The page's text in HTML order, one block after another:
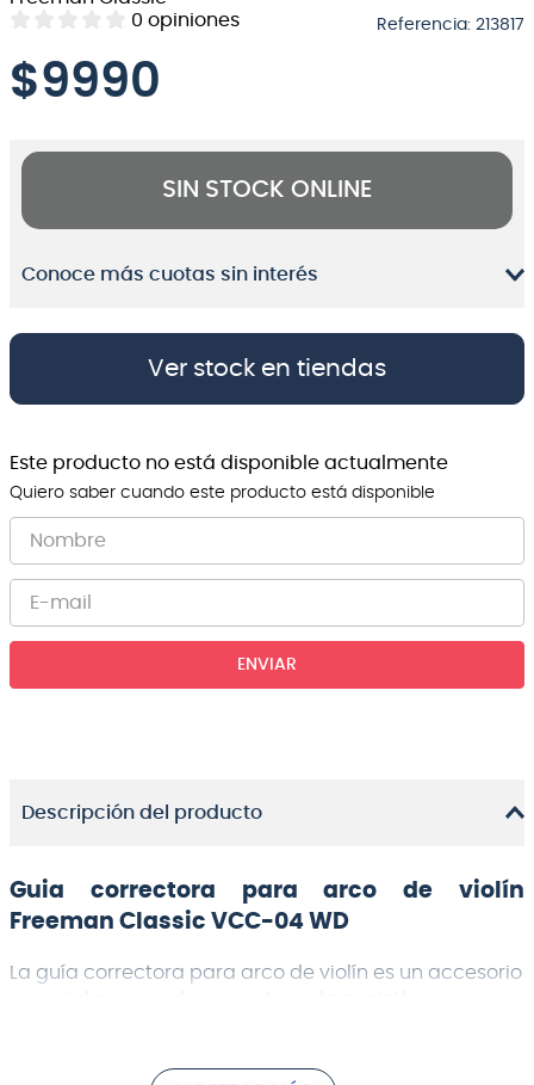
0 opiniones Referencia: 213817
$9990
SIN STOCK ONLINE
Conoce más cuotas sin interés
Ver stock en tiendas
Este producto no está disponible actualmente
Quiero saber cuando este producto está disponible
ENVIAR
Descripción del producto
Guia correctora para arco de violín
Freeman Classic VCC-04 WD
La guía correctora para arco de violín es un accesorio
precisa y controlada. Fabricada con materiales
7.
teclado
9 .
micrófono